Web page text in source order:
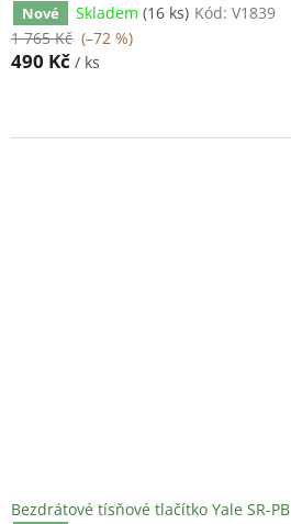
Nové Skladem (16 ks) Kód: V1839
1 765 Kč (–72 %)
490 Kč / ks
Bezdrátové tísňové tlačítko Yale SR-PB